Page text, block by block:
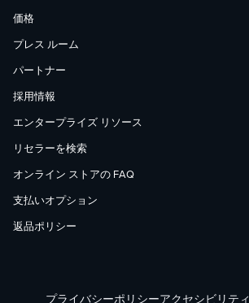
価格
プレス ルーム
パートナー
採用情報
エンタープライズ リソース
リセラーを検索
オンライン ストアの FAQ
支払いオプション
返品ポリシー
プライバシーポリシーアクセシビリティ